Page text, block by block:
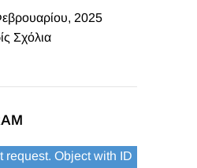
2025
Σχόλια
request. Object with ID